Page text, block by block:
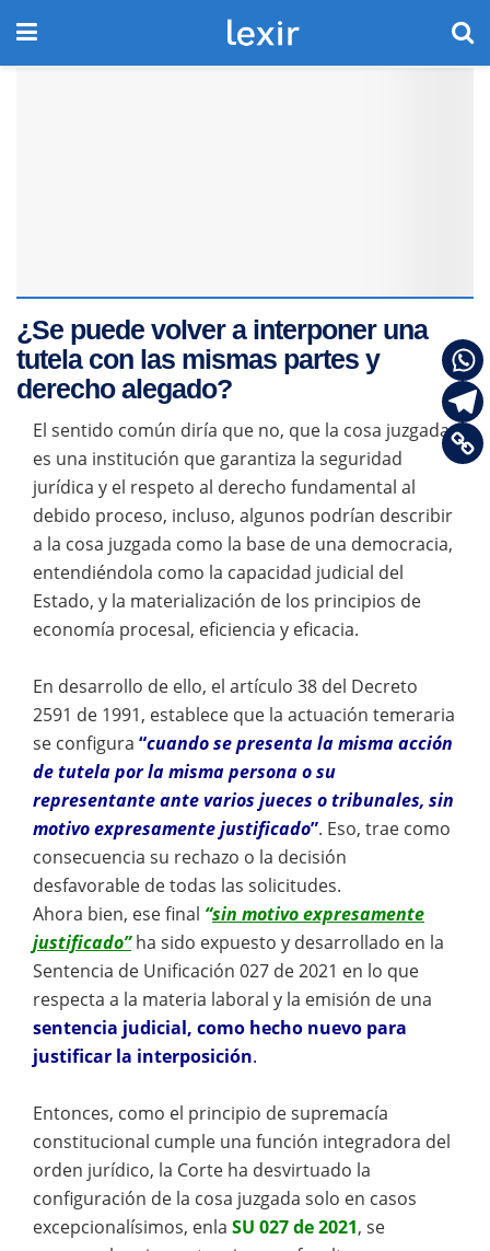
¿Se puede volver a interponer una
tutela con las mismas partes y
derecho alegado?
El sentido común diría que no, que la cosa juzgada
es una institución que garantiza la seguridad
jurídica y el respeto al derecho fundamental al
debido proceso, incluso, algunos podrían describir
a la cosa juzgada como la base de una democracia,
entendiéndola como la capacidad judicial del
Estado, y la materialización de los principios de
economía procesal, eficiencia y eficacia.
En desarrollo de ello, el artículo 38 del Decreto
2591 de 1991, establece que la actuación temeraria
se configura “cuando se presenta la misma acción
de tutela por la misma persona o su
representante ante varios jueces o tribunales, sin
motivo expresamente justificado”. Eso, trae como
consecuencia su rechazo o la decisión
desfavorable de todas las solicitudes.
Ahora bien, ese final “sin motivo expresamente
justificado”ha sido expuesto y desarrollado en la
Sentencia de Unificación 027 de 2021 en lo que
respecta a la materia laboral y la emisión de una
sentencia judicial, como hecho nuevo para
justificar la interposición.
Entonces, como el principio de supremacía
constitucional cumple una función integradora del
orden jurídico, la Corte ha desvirtuado la
configuración de la cosa juzgada solo en casos
excepcionalísimos, enla SU 027 de 2021, se